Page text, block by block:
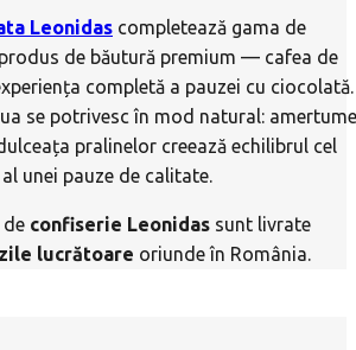
Leonidas completează gama de
de băutură premium — cafea de
completă a pauzei cu ciocolată.
se potrivesc în mod natural:
pralinelor creează echilibrul cel
unei pauze de calitate.
confiserie Leonidas sunt livrate
lucrătoare oriunde în România.